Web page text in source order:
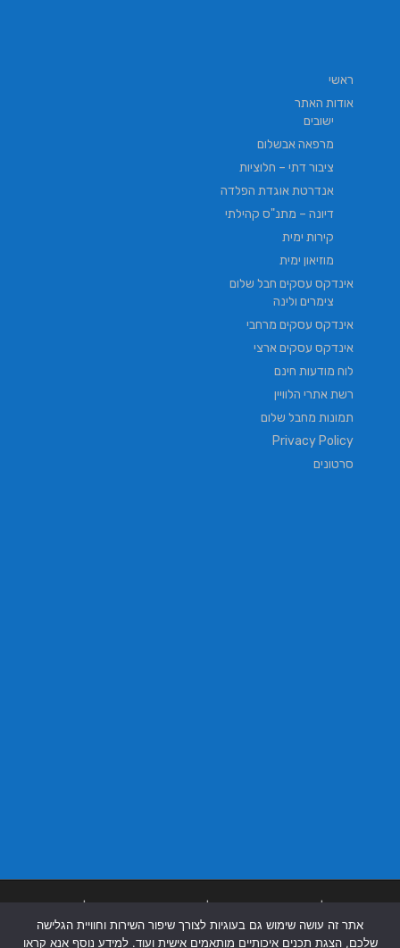
ראשי
אודות האתר
ישובים
מרפאה אבשלום
ציבור דתי – חלוציות
אנדרטת אוגדת הפלדה
דיונה – מתנ"ס קהילתי
קירות ימית
מוזיאון ימית
אינדקס עסקים חבל שלום
צימרים ולינה
אינדקס עסקים מרחבי
אינדקס עסקים ארצי
לוח מודעות חינם
רשת אתרי הלוויין
תמונות מחבל שלום
Privacy Policy
סרטונים
בבאר שבע |
אתר זה עושה שימוש גם בעוגיות לצורך שיפור השירות וחוויית הגלישה
שלכם, הצגת תכנים איכותיים מותאמים אישית ועוד. למידע נוסף אנא קראו